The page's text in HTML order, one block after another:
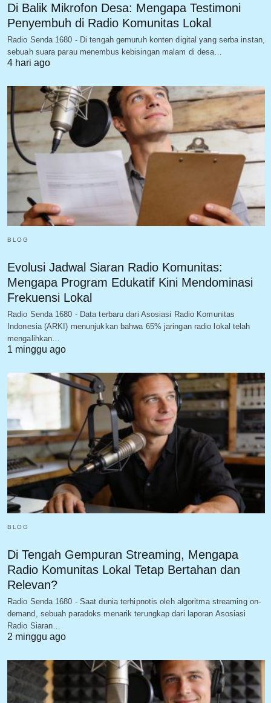
Di Balik Mikrofon Desa: Mengapa Testimoni
Penyembuh di Radio Komunitas Lokal
Radio Senda 1680 - Di tengah gemuruh konten digital yang serba instan,
sebuah suara parau menembus kebisingan malam di desa…
4 hari ago
BLOG
Evolusi Jadwal Siaran Radio Komunitas:
Mengapa Program Edukatif Kini Mendominasi
Frekuensi Lokal
Radio Senda 1680 - Data terbaru dari Asosiasi Radio Komunitas
Indonesia (ARKI) menunjukkan bahwa 65% jaringan radio lokal telah
mengalihkan…
1 minggu ago
BLOG
Di Tengah Gempuran Streaming, Mengapa
Radio Komunitas Lokal Tetap Bertahan dan
Relevan?
Radio Senda 1680 - Saat dunia terhipnotis oleh algoritma streaming on-
demand, sebuah paradoks menarik terungkap dari laporan Asosiasi
Radio Siaran…
2 minggu ago